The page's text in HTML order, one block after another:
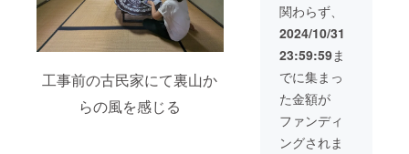
工事前の古民家にて裏山か
らの風を感じる
ただき
ます。
・場
所：購
入者様
指定の
駅周辺
のカ
フェ等
（購入
ご案内
によ
り、今
後のご
利用の
予約を
お願い
しま
す。 ・
場所：
を支援
してく
れた方
は、宿
完成後
に宿泊
費100円
で予約
可能で
す。 ・
関わらず、
2024/10/31
23:59:59ま
でに集まっ
た金額が
ファンディ
ングされま